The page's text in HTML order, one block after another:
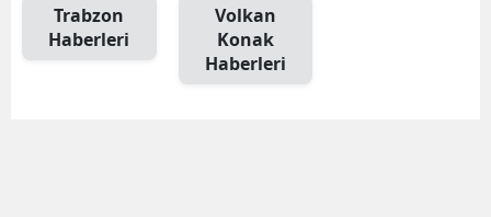
Trabzon
Haberleri
Volkan
Konak
Haberleri